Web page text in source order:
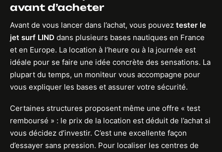
avant d’acheter
Avant de vous lancer dans l’achat, vous pouvez tester le
jet surf LIND dans plusieurs bases nautiques en France
et en Europe. La location à l’heure ou à la journée est
idéale pour se faire une idée concrète des sensations. La
plupart du temps, un moniteur vous accompagne pour
vous expliquer les bases et assurer votre sécurité.
Certaines structures proposent même une offre « test
remboursé » : le prix de la location est déduit de l’achat si
vous décidez d’investir. C’est une excellente façon
d’essayer sans pression. Pour localiser les centres de